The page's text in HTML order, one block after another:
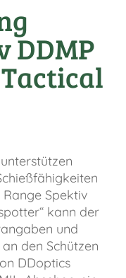
DDMP
Tactical
Spektiv
kann der
und
den Schützen
DDoptics